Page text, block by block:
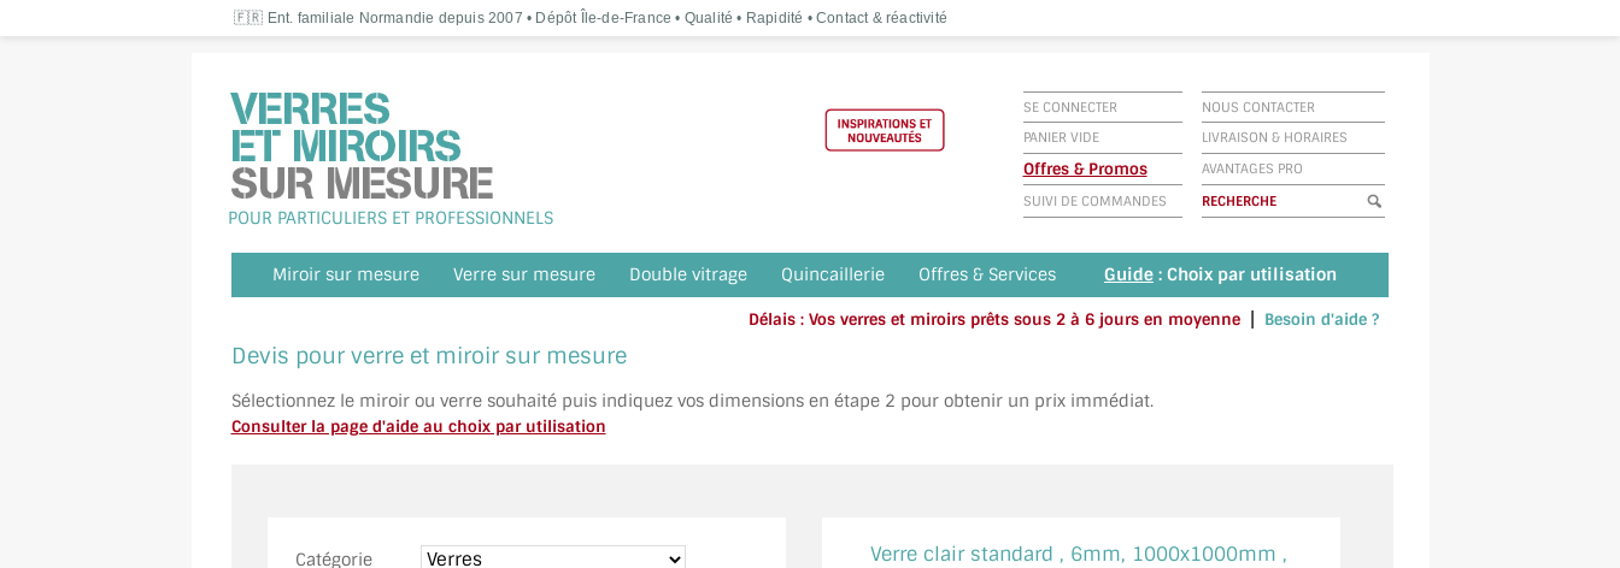
🇫🇷 Ent. familiale Normandie depuis 2007 • Dépôt Île-de-France • Qualité • Rapidité • Contact & réactivité
POUR PARTICULIERS ET PROFESSIONNELS
SE CONNECTER
NOUS CONTACTER
PANIER VIDE
LIVRAISON & HORAIRES
Offres & Promos
AVANTAGES PRO
SUIVI DE COMMANDES
Miroir sur mesure Verre sur mesure Double vitrage Quincaillerie Offres & Services Guide : Choix par utilisation
Délais : Vos verres et miroirs prêts sous 2 à 6 jours en moyenne| Besoin d'aide ?
Devis pour verre et miroir sur mesure
Sélectionnez le miroir ou verre souhaité puis indiquez vos dimensions en étape 2 pour obtenir un prix immédiat.
Consulter la page d'aide au choix par utilisation
Catégorie
Verre clair standard , 6mm, 1000x1000mm ,